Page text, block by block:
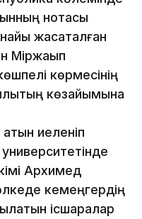
ноқтасы
жасақталған
Міржақып
көрмесінің
көзайымына
иеленіп
Архимед
кемеңгердің
ісшаралар